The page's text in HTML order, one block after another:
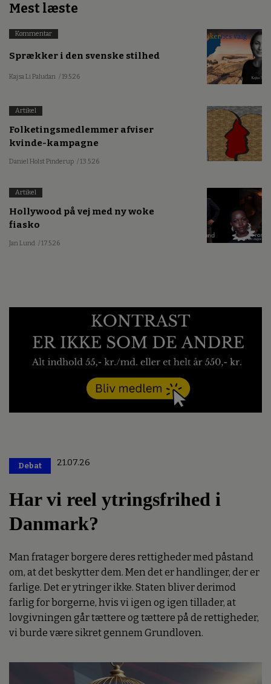
Mest læste
Kommentar
Sprækker i den svenske stilhed
Kajsa Li Paludan / 19.5.26
Artikel
Folketingsmedlemmer afviser
kvinde-kampagne
Daniel Holst Pinderup / 13.5.26
Artikel
Hollywood på vej med ny woke
fiasko
Jan Lund / 17.5.26
Debat 21.07.26
Har vi reel ytringsfrihed i
Danmark?
Man fratager borgere deres rettigheder med påstand
om, at det beskytter dem. Men det er handlinger, der er
farlige. Det er ytringer ikke. Staten bliver derimod
farlig for borgerne, hvis vi igen og igen tillader, at
lovgivningen går tættere og tættere på de rettigheder,
vi burde være sikret gennem Grundloven.